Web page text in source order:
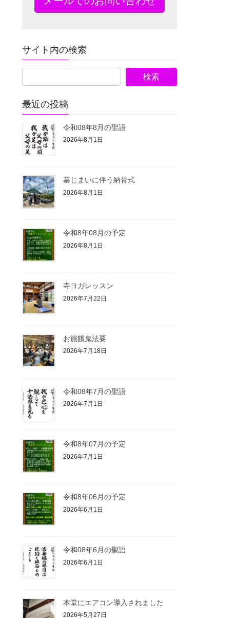
サイト内の検索
最近の投稿
令和08年8月の聖語
2026年8月1日
墓じまいに伴う納骨式⁡
2026年8月1日
令和8年08月の予定
2026年8月1日
寺ヨガレッスン
2026年7月22日
お施餓鬼法要⁡
2026年7月18日
令和08年7月の聖語
2026年7月1日
令和8年07月の予定
2026年7月1日
令和8年06月の予定
2026年6月1日
令和08年6月の聖語
2026年6月1日
本堂にエアコン導入されました
2026年5月27日